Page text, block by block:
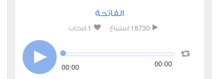
الفاتحة
18730 استماع 1 اعجاب
00:00 00:00